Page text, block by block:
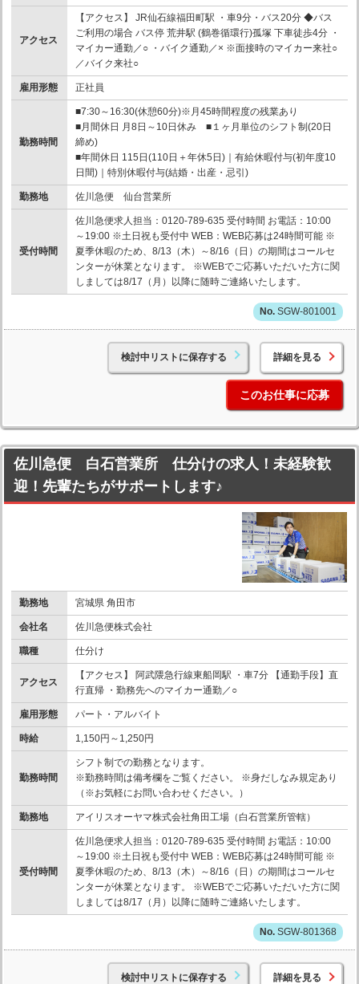
アクセス
【アクセス】 JR仙石線福田町駅 ・車9分・バス20分 ◆バス
ご利用の場合 バス停 荒井駅 (鶴巻循環行)孤塚 下車徒歩4分 ・
マイカー通勤／○ ・バイク通勤／× ※面接時のマイカー来社○
／バイク来社○
雇用形態 正社員
勤務時間
■7:30～16:30(休憩60分)※月45時間程度の残業あり
■月間休日 月8日～10日休み ■１ヶ月単位のシフト制(20日
締め)
■年間休日 115日(110日＋年休5日)｜有給休暇付与(初年度10
日間)｜特別休暇付与(結婚・出産・忌引)
勤務地 佐川急便 仙台営業所
受付時間
佐川急便求人担当：0120-789-635 受付時間 お電話：10:00
～19:00 ※土日祝も受付中 WEB：WEB応募は24時間可能 ※
夏季休暇のため、8/13（木）～8/16（日）の期間はコールセ
ンターが休業となります。 ※WEBでご応募いただいた方に関
しましては8/17（月）以降に随時ご連絡いたします。
SGW-801001
検討中リストに保存する 詳細を見る
このお仕事に応募
佐川急便 白石営業所 仕分けの求人！未経験歓
迎！先輩たちがサポートします♪
勤務地 宮城県 角田市
会社名 佐川急便株式会社
職種 仕分け
アクセス
【アクセス】 阿武隈急行線東船岡駅 ・車7分 【通勤手段】直
行直帰 ・勤務先へのマイカー通勤／○
雇用形態 パート・アルバイト
時給 1,150円～1,250円
勤務時間
シフト制での勤務となります。
※勤務時間は備考欄をご覧ください。 ※身だしなみ規定あり
（※お気軽にお問い合わせください。）
勤務地 アイリスオーヤマ株式会社角田工場（白石営業所管轄）
受付時間
佐川急便求人担当：0120-789-635 受付時間 お電話：10:00
～19:00 ※土日祝も受付中 WEB：WEB応募は24時間可能 ※
夏季休暇のため、8/13（木）～8/16（日）の期間はコールセ
ンターが休業となります。 ※WEBでご応募いただいた方に関
しましては8/17（月）以降に随時ご連絡いたします。
SGW-801368
検討中リストに保存する 詳細を見る